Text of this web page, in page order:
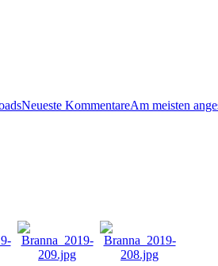
Neueste KommentareAm meisten